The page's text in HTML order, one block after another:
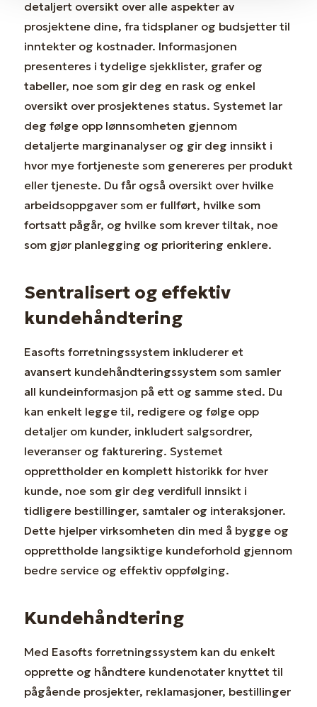
detaljert oversikt over alle aspekter av
prosjektene dine, fra tidsplaner og budsjetter til
inntekter og kostnader. Informasjonen
presenteres i tydelige sjekklister, grafer og
tabeller, noe som gir deg en rask og enkel
oversikt over prosjektenes status. Systemet lar
deg følge opp lønnsomheten gjennom
detaljerte marginanalyser og gir deg innsikt i
hvor mye fortjeneste som genereres per produkt
eller tjeneste. Du får også oversikt over hvilke
arbeidsoppgaver som er fullført, hvilke som
fortsatt pågår, og hvilke som krever tiltak, noe
som gjør planlegging og prioritering enklere.
Sentralisert og effektiv
kundehåndtering
Easofts forretningssystem inkluderer et
avansert kundehåndteringssystem som samler
all kundeinformasjon på ett og samme sted. Du
kan enkelt legge til, redigere og følge opp
detaljer om kunder, inkludert salgsordrer,
leveranser og fakturering. Systemet
opprettholder en komplett historikk for hver
kunde, noe som gir deg verdifull innsikt i
tidligere bestillinger, samtaler og interaksjoner.
Dette hjelper virksomheten din med å bygge og
opprettholde langsiktige kundeforhold gjennom
bedre service og effektiv oppfølging.
Kundehåndtering
Med Easofts forretningssystem kan du enkelt
opprette og håndtere kundenotater knyttet til
pågående prosjekter, reklamasjoner, bestillinger